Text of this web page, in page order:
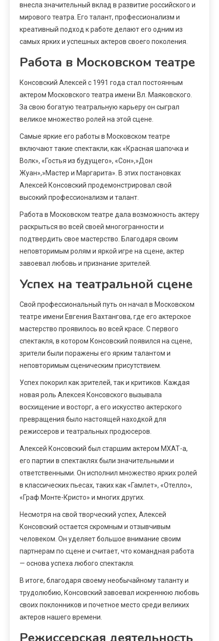
внесла значительный вклад в развитие российского и
мирового театра. Его талант, профессионализм и
креативный подход к работе делают его одним из
самых ярких и успешных актеров своего поколения.
Работа в Московском театре
Консовский Алексей с 1991 года стал постоянным
актером Московского театра имени Вл. Маяковского.
За свою богатую театральную карьеру он сыграл
великое множество ролей на этой сцене.
Самые яркие его работы в Московском театре
включают такие спектакли, как «Красная шапочка и
Волк», «Гостья из будущего», «Сон»,»Дон
Жуан»,»Мастер и Маргарита». В этих постановках
Алексей Консовский продемонстрировал свой
высокий профессионализм и талант.
Работа в Московском театре дала возможность актеру
раскрыться во всей своей многогранности и
подтвердить свое мастерство. Благодаря своим
неповторимым ролям и яркой игре на сцене, актер
завоевал любовь и признание зрителей.
Успех на театральной сцене
Свой профессиональный путь он начал в Московском
театре имени Евгения Вахтангова, где его актерское
мастерство проявилось во всей красе. С первого
спектакля, в котором Консовский появился на сцене,
зрители были поражены его ярким талантом и
неповторимым сценическим присутствием.
Успех покорил как зрителей, так и критиков. Каждая
новая роль Алексея Консовского вызывала
восхищение и восторг, а его искусство актерского
превращения было настоящей находкой для
режиссеров и театральных продюсеров.
Алексей Консовский был старшим актером МХАТ-а,
его партии в спектаклях были значительными и
ответственными. Он исполнил множество ярких ролей
в классических пьесах, таких как «Гамлет», «Отелло»,
«Граф Монте-Кристо» и многих других.
Несмотря на свой творческий успех, Алексей
Консовский остается скромным и отзывчивым
человеком. Он уделяет большое внимание своим
партнерам по сцене и считает, что командная работа
— основа успеха любого спектакля.
В итоге, благодаря своему необычайному таланту и
трудолюбию, Консовский завоевал искреннюю любовь
своих поклонников и почетное место среди великих
актеров нашего времени.